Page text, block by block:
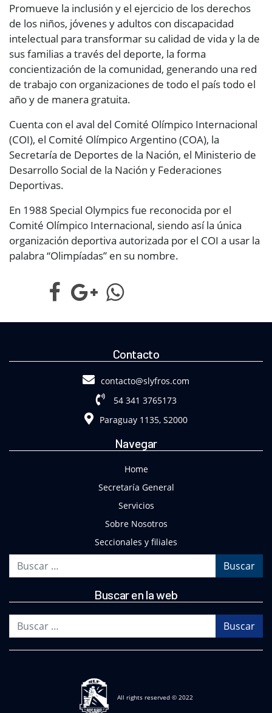
Promueve la inclusión y el ejercicio de los derechos
de los niños, jóvenes y adultos con discapacidad
intelectual para transformar su calidad de vida y la de
sus familias a través del deporte, la forma
concientización de la comunidad, generando una red
de trabajo con organizaciones de todo el país todo el
año y de manera gratuita.
Cuenta con el aval del Comité Olímpico Internacional
(COI), el Comité Olímpico Argentino (COA), la
Secretaría de Deportes de la Nación, el Ministerio de
Desarrollo Social de la Nación y Federaciones
Deportivas.
En 1988 Special Olympics fue reconocida por el
Comité Olímpico Internacional, siendo así la única
organización deportiva autorizada por el COI a usar la
palabra “Olimpíadas” en su nombre.
Contacto
contacto@slyfros.com
54 341 3765173
Paraguay 1135, S2000
Navegar
Home
Secretaría General
Servicios
Sobre Nosotros
Seccionales y filiales
Buscar en la web
All rights reserved © 2022